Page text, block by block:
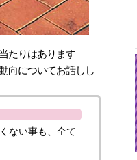
たりはあります
向についてお話しし
ない事も、全て